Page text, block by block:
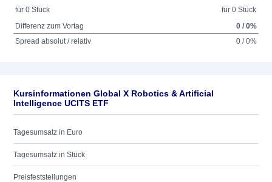
für 0 Stück
für 0 Stück
Differenz zum Vortag
0 / 0%
Spread absolut / relativ
0 / 0%
Kursinformationen Global X Robotics & Artificial
Intelligence UCITS ETF
Tagesumsatz in Euro
Tagesumsatz in Stück
Preisfeststellungen